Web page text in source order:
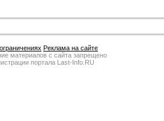
Реклама на сайте
материалов с сайта запрещено
портала Last-Info.RU